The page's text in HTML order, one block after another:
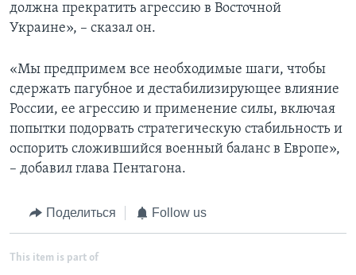
должна прекратить агрессию в Восточной
Украине», – сказал он.
«Мы предпримем все необходимые шаги, чтобы
сдержать пагубное и дестабилизирующее влияние
России, ее агрессию и применение силы, включая
попытки подорвать стратегическую стабильность и
оспорить сложившийся военный баланс в Европе»,
– добавил глава Пентагона.
Поделиться Follow us
This item is part of